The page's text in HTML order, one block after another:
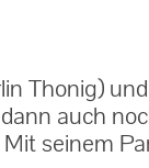
Thonig)
auch
seinem